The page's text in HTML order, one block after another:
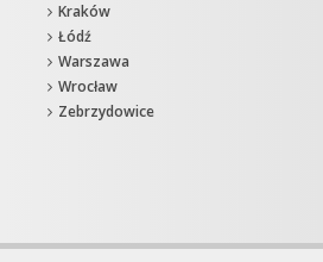
Kraków
Łódź
Warszawa
Wrocław
Zebrzydowice